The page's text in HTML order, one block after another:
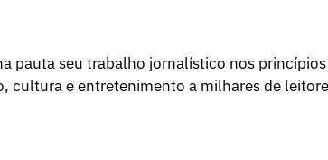
pauta seu trabalho jornalístico nos princípios
cultura e entretenimento a milhares de